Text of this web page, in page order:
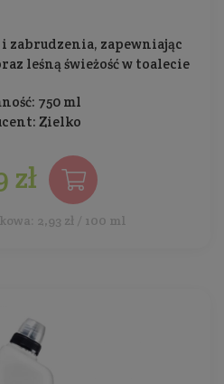
i zabrudzenia, zapewniając
leśną świeżość w toalecie
750 ml
Zielko
zł
2,93 zł / 100 ml